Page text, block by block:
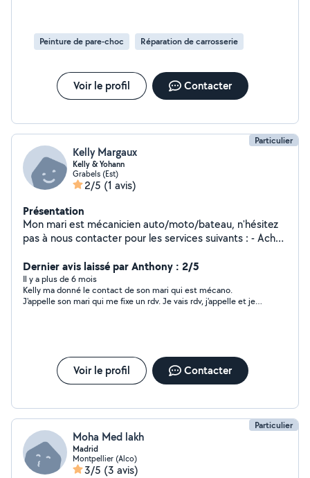
Peinture de pare-choc Réparation de carrosserie
Voir le profil Contacter
Particulier
Kelly Margaux
Kelly & Yohann
Grabels (Est)
2/5 (1 avis)
Présentation
Mon mari est mécanicien auto/moto/bateau, n'hésitez
pas à nous contacter pour les services suivants : - Achat
Entretien - Réparation - Recharge de climatisation -
dépannage possible tous départements Je suis
diplômée d'un Master dans le commerce international
et du BAFA, je propose différents services : - Aide aux
personnalisés À bientôt !
Dernier avis laissé par Anthony : 2/5
Il y a plus de 6 mois
Kelly ma donné le contact de son mari qui est mécano.
J'appelle son mari qui me fixe un rdv. Je vais rdv, j'appelle et je
Pas de message rien. Pas cool en sachant que je suis arrivé en
retard pour récupérer mon petit
Voir le profil Contacter
Particulier
Moha Med lakh
Madrid
Montpellier (Alco)
3/5 (3 avis)